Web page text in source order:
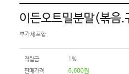
이든오트밀분말(볶음
부가세포함
적립금
1%
판매가격
6,600원